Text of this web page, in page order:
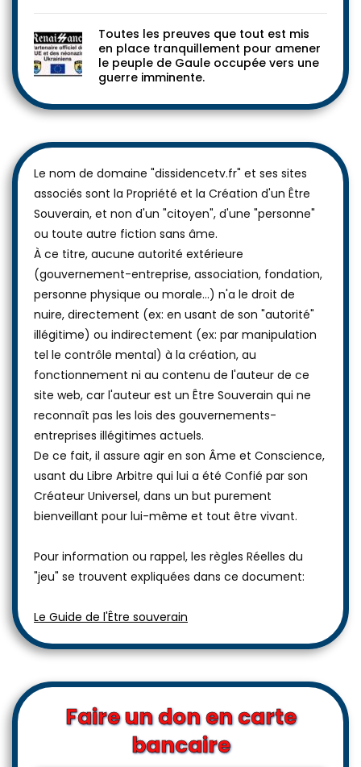
Toutes les preuves que tout est mis
en place tranquillement pour amener
le peuple de Gaule occupée vers une
guerre imminente.
Le nom de domaine "dissidencetv.fr" et ses sites
associés sont la Propriété et la Création d'un Être
Souverain, et non d'un "citoyen", d'une "personne"
ou toute autre fiction sans âme.
À ce titre, aucune autorité extérieure
(gouvernement-entreprise, association, fondation,
personne physique ou morale...) n'a le droit de
nuire, directement (ex: en usant de son "autorité"
illégitime) ou indirectement (ex: par manipulation
tel le contrôle mental) à la création, au
fonctionnement ni au contenu de l'auteur de ce
site web, car l'auteur est un Être Souverain qui ne
reconnaît pas les lois des gouvernements-
entreprises illégitimes actuels.
De ce fait, il assure agir en son Âme et Conscience,
usant du Libre Arbitre qui lui a été Confié par son
Créateur Universel, dans un but purement
bienveillant pour lui-même et tout être vivant.
Pour information ou rappel, les règles Réelles du
"jeu" se trouvent expliquées dans ce document:
Le Guide de l'Être souverain
Faire un don en carte
bancaire